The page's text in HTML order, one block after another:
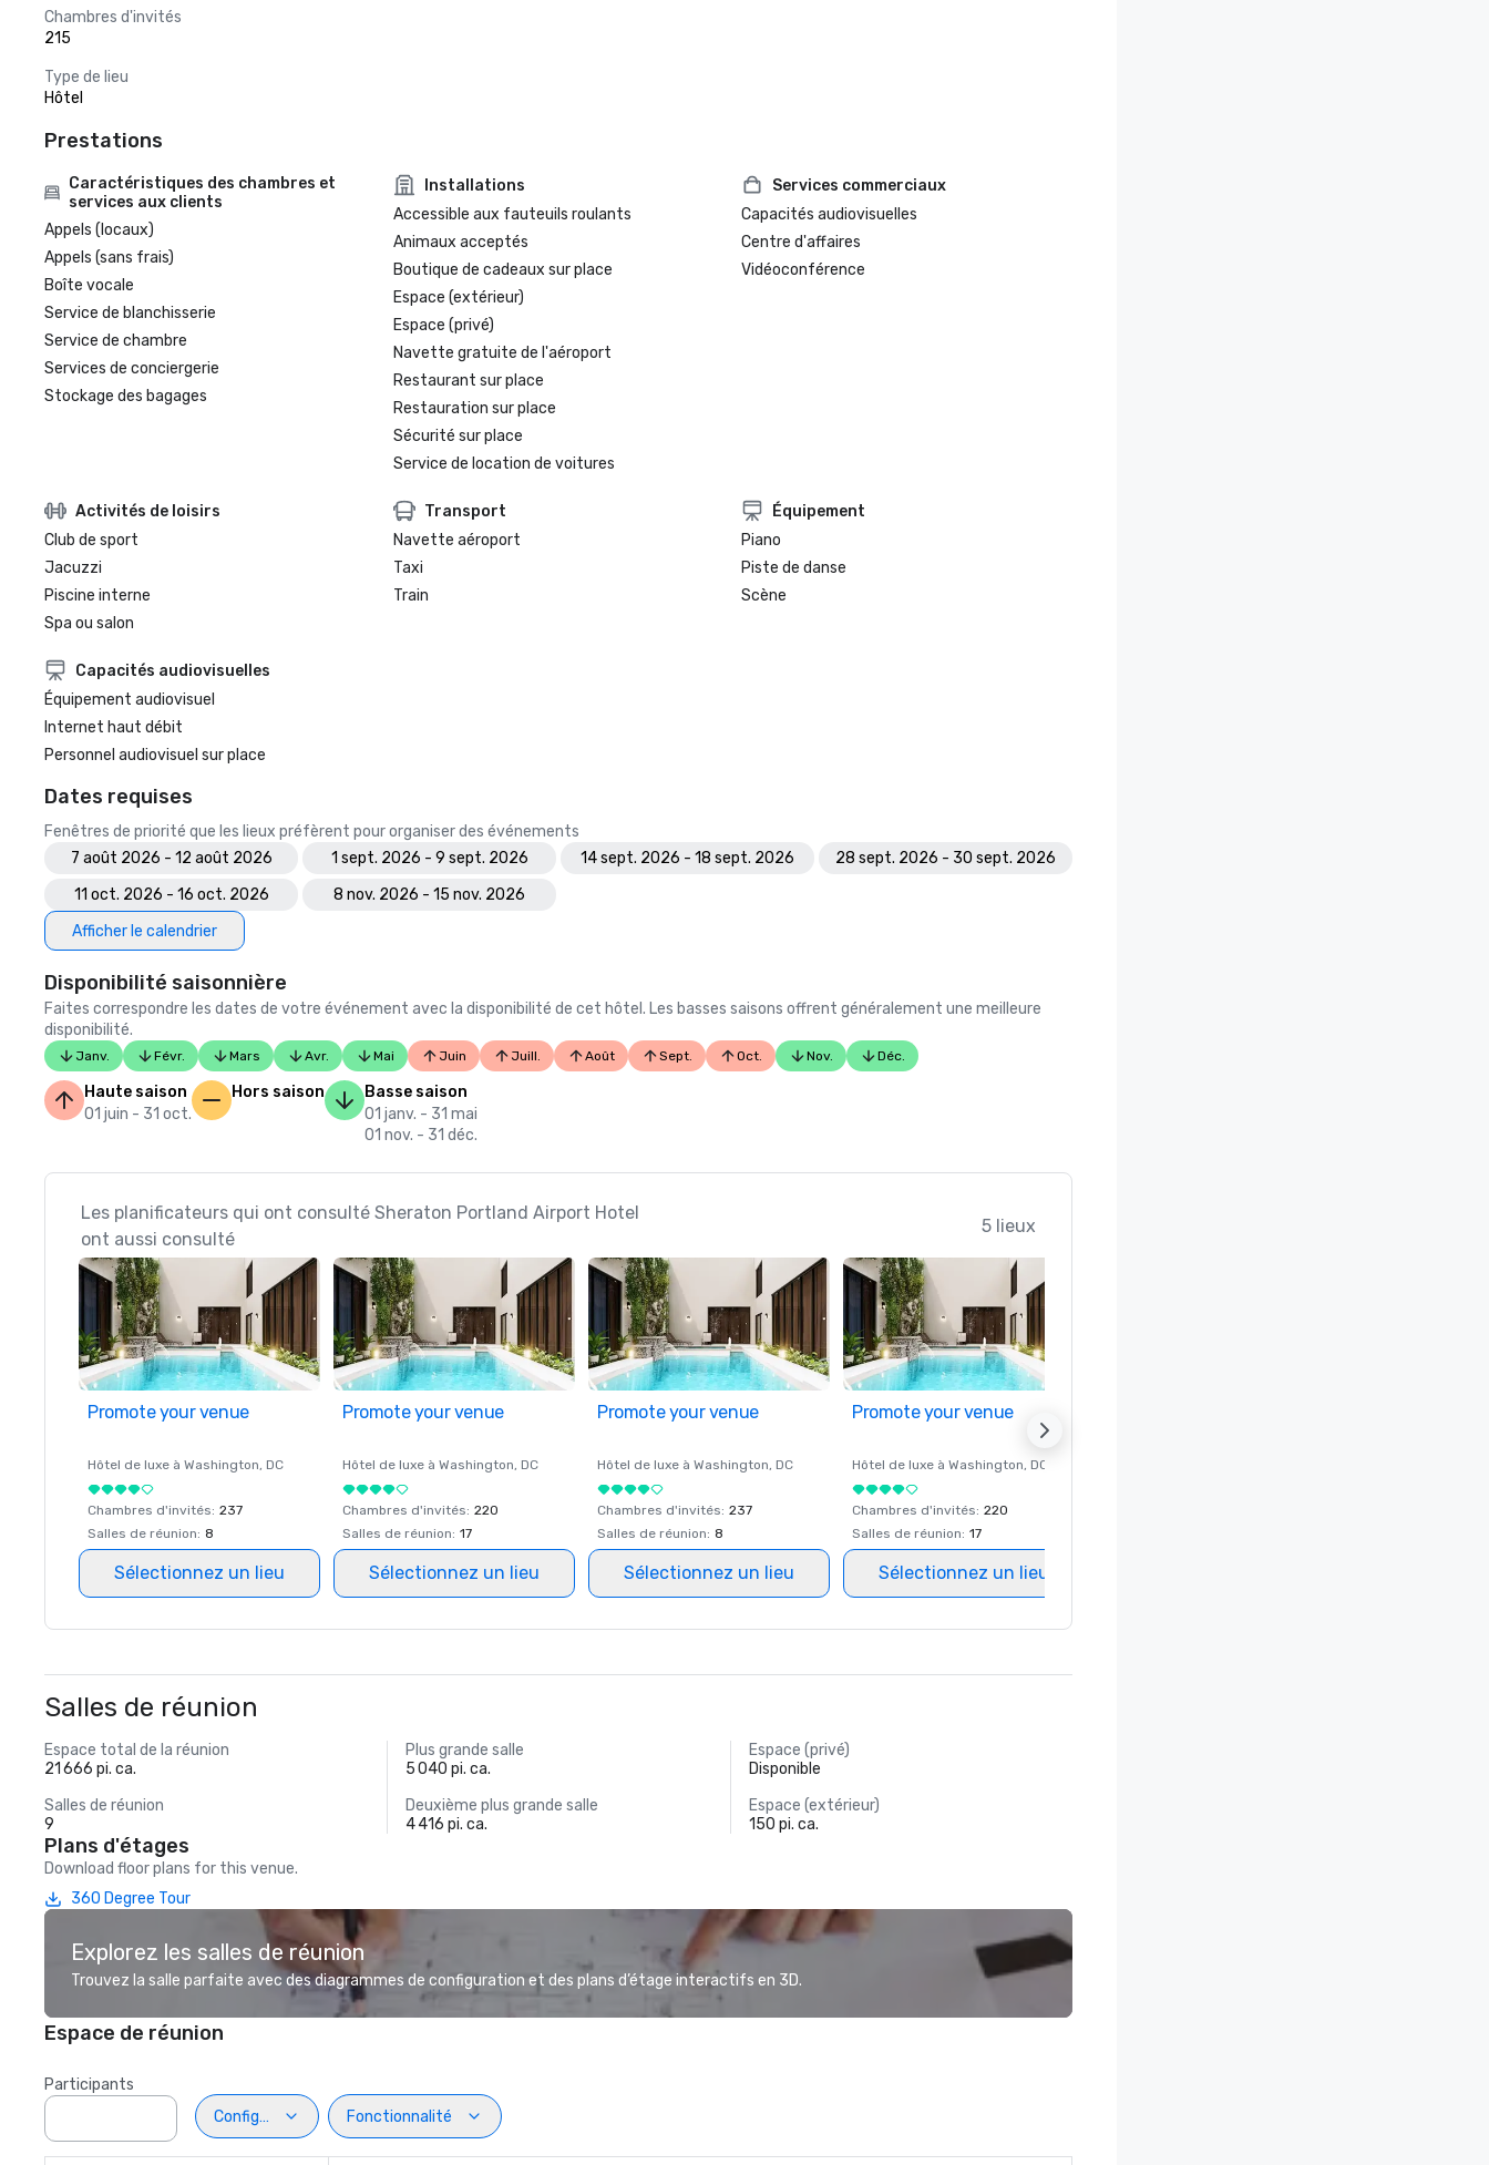
Chambres d'invités
215
Type de lieu
Hôtel
Prestations
Caractéristiques des chambres et
services aux clients
Appels (locaux)
Appels (sans frais)
Boîte vocale
Service de blanchisserie
Service de chambre
Services de conciergerie
Stockage des bagages
Installations
Accessible aux fauteuils roulants
Animaux acceptés
Boutique de cadeaux sur place
Espace (extérieur)
Espace (privé)
Navette gratuite de l'aéroport
Restaurant sur place
Restauration sur place
Sécurité sur place
Service de location de voitures
Services commerciaux
Capacités audiovisuelles
Centre d'affaires
Vidéoconférence
Activités de loisirs
Club de sport
Jacuzzi
Piscine interne
Spa ou salon
Transport
Navette aéroport
Taxi
Train
Équipement
Piano
Piste de danse
Scène
Capacités audiovisuelles
Équipement audiovisuel
Internet haut débit
Personnel audiovisuel sur place
Dates requises
Fenêtres de priorité que les lieux préfèrent pour organiser des événements
7 août 2026 - 12 août 2026
1 sept. 2026 - 9 sept. 2026 14 sept. 2026 - 18 sept. 2026
28 sept. 2026 - 30 sept. 2026
11 oct. 2026 - 16 oct. 2026
8 nov. 2026 - 15 nov. 2026
Afficher le calendrier
Disponibilité saisonnière
Faites correspondre les dates de votre événement avec la disponibilité de cet hôtel. Les basses saisons offrent généralement une meilleure
disponibilité.
Janv. Févr. Mars Avr. Mai Juin Juill. Août Sept. Oct. Nov. Déc.
Haute saison
01 juin - 31 oct.
Hors saison
Basse saison
01 janv. - 31 mai
01 nov. - 31 déc.
Les planificateurs qui ont consulté Sheraton Portland Airport Hotel
ont aussi consulté
5 lieux
Promote your venue
Hôtel de luxe à Washington, DC
Chambres d'invités: 237
Salles de réunion: 8
Sélectionnez un lieu
Promote your venue
Hôtel de luxe à Washington, DC
Chambres d'invités: 220
Salles de réunion: 17
Sélectionnez un lieu
Promote your venue
Hôtel de luxe à Washington, DC
Chambres d'invités: 237
Salles de réunion: 8
Sélectionnez un lieu
Promote your venue
Hôtel de luxe à Washington, DC
Chambres d'invités: 220
Salles de réunion: 17
Sélectionnez un lieu
Salles de réunion
Espace total de la réunion
21 666 pi. ca.
Plus grande salle
5 040 pi. ca.
Espace (privé)
Disponible
Salles de réunion
9
Deuxième plus grande salle
4 416 pi. ca.
Espace (extérieur)
150 pi. ca.
Plans d'étages
Download floor plans for this venue.
360 Degree Tour
Explorez les salles de réunion
Trouvez la salle parfaite avec des diagrammes de configuration et des plans d’étage interactifs en 3D.
Espace de réunion
Participants
Configuration
Fonctionnalité